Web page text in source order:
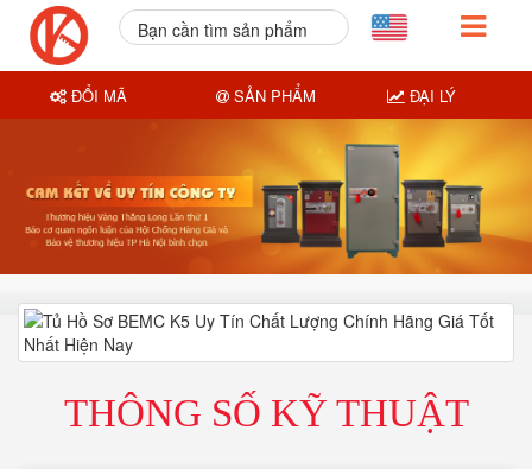
THÔNG SỐ KỸ THUẬT
Bạn cần tìm sản phẩm
ĐỔI MÃ SẢN PHẨM ĐẠI LÝ